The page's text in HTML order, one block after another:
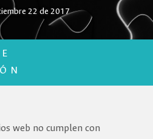
22 de 2017
web no cumplen con